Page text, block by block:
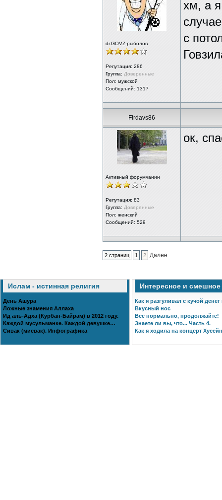
dr.GOVZ-рыболов
Репутация: 286
Группа: Доверенные
Пол: мужской
Сообщений: 1317
хм, а
с
Firdavs86
Активный форумчанин
Репутация: 83
Группа: Доверенные
Пол: женский
Сообщений: 529
ок,
2 страниц 1 2 Далее
Ислам - истинная религия
День Ашура
Ложные знамения Аллаха
Ид аль-Адха (Курбан-Байрам) в 2012 году.
Каждой мусульманке. Каждой девушке…
Сивак (мисвак). Инфографика
Интересное и смешное
Как я разгуливал с кучой
Вкусный нос
Все нормально, продолжайте!
Знаете ли вы, что... Часть 4.
Как я ходила на концерт